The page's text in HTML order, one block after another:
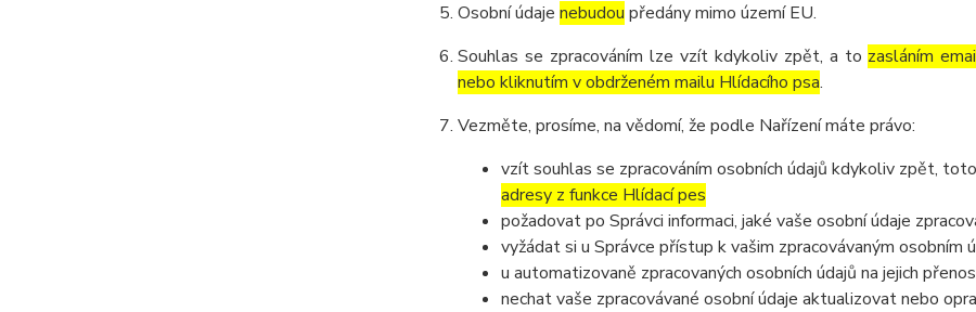
Osobní údaje nebudou předány mimo území EU.
Souhlas se zpracováním lze vzít kdykoliv zpět, a to zasláním
nebo kliknutím v obdrženém mailu Hlídacího psa.
Vezměte, prosíme, na vědomí, že podle Nařízení máte právo:
vzít souhlas se zpracováním osobních údajů kdykoliv zpět,
adresy z funkce Hlídací pes
požadovat po Správci informaci, jaké vaše osobní údaje
vyžádat si u Správce přístup k vašim zpracovávaným osobním
u automatizovaně zpracovaných osobních údajů na jejich
nechat vaše zpracovávané osobní údaje aktualizovat nebo